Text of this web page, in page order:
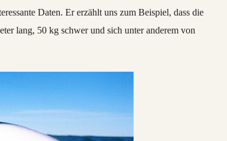
Daten. Er erzählt uns zum Beispiel, dass die
lang, 50 kg schwer und sich unter anderem von